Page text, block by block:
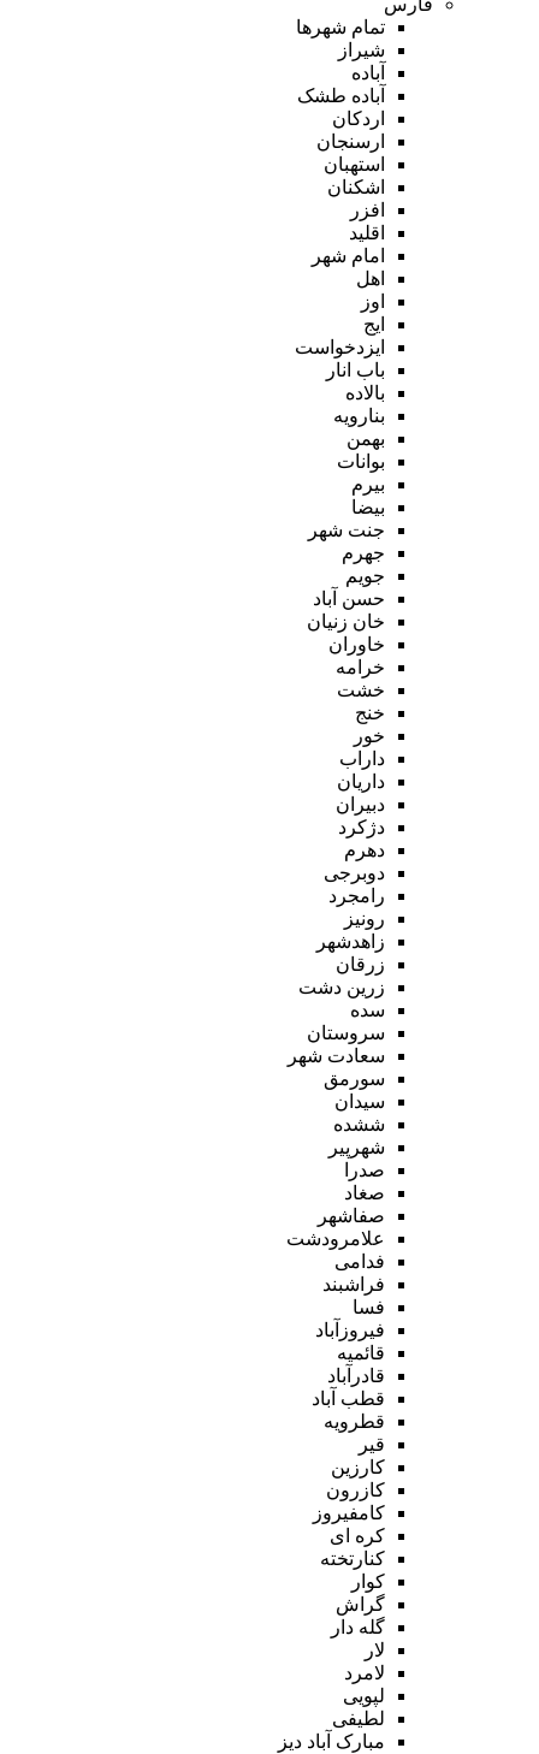
تمام شهر‌ها
شیراز
آباده
آباده طشک
اردکان
ارسنجان
استهبان
اشکنان
افزر
اقلید
امام شهر
اهل
اوز
ایج
ایزدخواست
باب انار
بالاده
بنارویه
بهمن
بوانات
بیرم
بیضا
جنت شهر
جهرم
جویم
حسن آباد
خان زنیان
خاوران
خرامه
خشت
خنج
خور
داراب
داریان
دبیران
دژکرد
دهرم
دوبرجی
رامجرد
رونیز
زاهدشهر
زرقان
زرین دشت
سده
سروستان
سعادت شهر
سورمق
سیدان
ششده
شهرپیر
صدرا
صغاد
صفاشهر
علامرودشت
فدامی
فراشبند
فسا
فیروزآباد
قائمیه
قادرآباد
قطب آباد
قطرویه
قیر
کارزین
کازرون
کامفیروز
کره ای
کنارتخته
کوار
گراش
گله دار
لار
لامرد
لپویی
لطیفی
مبارک آباد دیز